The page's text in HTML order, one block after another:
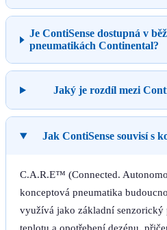
Je ContiSense dostupná v
pneumatikách Continental?
Jaký je rozdíl mezi
Jak ContiSense souvisí s
C.A.R.E™ (Connected.
konceptová pneumatika
využívá jako základní senzorický